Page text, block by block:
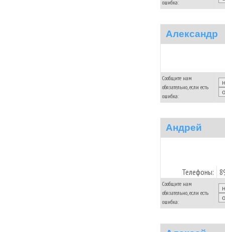
ошибка:
Александр
Сообщите нам
обязательно, если есть
ошибка:
Андрей
Телефоны:
Сообщите нам
обязательно, если есть
ошибка: